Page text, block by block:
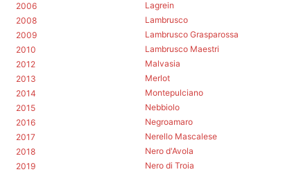
2006
2008
2009
2010
2012
2013
2014
2015
2016
2017
2018
2019
Lagrein
Lambrusco
Lambrusco Grasparossa
Lambrusco Maestri
Malvasia
Merlot
Montepulciano
Nebbiolo
Negroamaro
Nerello Mascalese
Nero d'Avola
Nero di Troia